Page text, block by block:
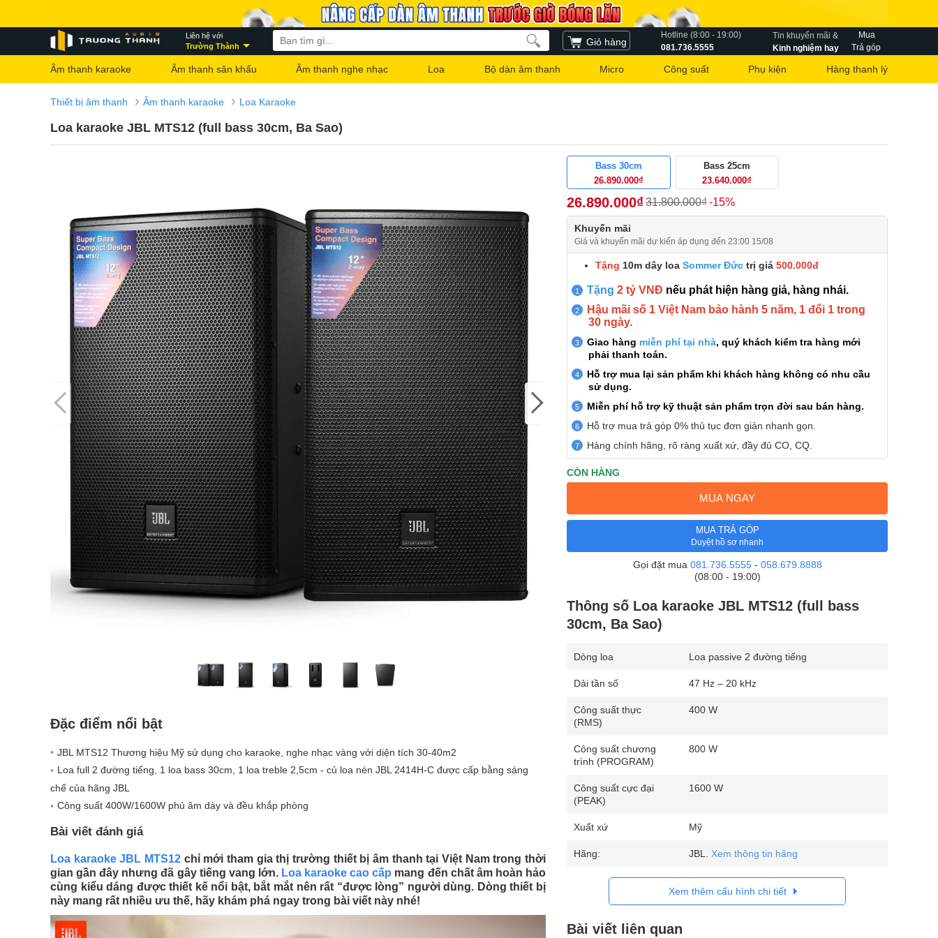
Liên hệ với
Trường Thành
Giỏ hàng
Hotline (8:00 - 19:00)
081.736.5555
Tin khuyến mãi &
Kinh nghiệm hay
Mua
Trả góp
Âm thanh karaoke Âm thanh sân khấu Âm thanh nghe nhạc Loa Bộ dàn âm thanh Micro Công suất Phụ kiện Hàng thanh lý
Thiết bị âm thanh › Âm thanh karaoke › Loa Karaoke
Loa karaoke JBL MTS12 (full bass 30cm, Ba Sao)
Đặc điểm nổi bật
JBL MTS12 Thương hiệu Mỹ sử dụng cho karaoke, nghe nhạc vàng với diện tích 30-40m2
Loa full 2 đường tiếng, 1 loa bass 30cm, 1 loa treble 2,5cm - củ loa nén JBL 2414H-C được cấp bằng sáng
chế của hãng JBL
Công suất 400W/1600W phủ âm dày và đều khắp phòng
Bài viết đánh giá
Loa karaoke JBL MTS12 chỉ mới tham gia thị trường thiết bị âm thanh tại Việt Nam trong thời
gian gần đây nhưng đã gây tiếng vang lớn. Loa karaoke cao cấp mang đến chất âm hoàn hảo
cùng kiểu dáng được thiết kế nổi bật, bắt mắt nên rất “được lòng” người dùng. Dòng thiết bị
này mang rất nhiều ưu thế, hãy khám phá ngay trong bài viết này nhé!
Bass 30cm
26.890.000₫
Bass 25cm
23.640.000₫
26.890.000₫31.800.000₫-15%
Khuyến mãi
Giá và khuyến mãi dự kiến áp dụng đến 23:00 15/08
Tặng 10m dây loa Sommer Đức trị giá 500.000đ
Tặng 2 tỷ VNĐ nếu phát hiện hàng giả, hàng nhái.
Hậu mãi số 1 Việt Nam bảo hành 5 năm, 1 đổi 1 trong
30 ngày.
Giao hàng miễn phí tại nhà, quý khách kiểm tra hàng mới
phải thanh toán.
Hỗ trợ mua lại sản phẩm khi khách hàng không có nhu cầu
sử dụng.
Miễn phí hỗ trợ kỹ thuật sản phẩm trọn đời sau bán hàng.
Hỗ trợ mua trả góp 0% thủ tục đơn giản nhanh gọn.
Hàng chính hãng, rõ ràng xuất xứ, đầy đủ CO, CQ.
CÒN HÀNG
MUA NGAY
MUA TRẢ GÓP
Duyệt hồ sơ nhanh
Gọi đặt mua 081.736.5555- 058.679.8888
(08:00 - 19:00)
Thông số Loa karaoke JBL MTS12 (full bass
30cm, Ba Sao)
Dòng loa Loa passive 2 đường tiếng
Dải tần số 47 Hz – 20 kHz
Công suất thực
(RMS)
400 W
Công suất chương
trình (PROGRAM)
800 W
Công suất cực đại
(PEAK)
1600 W
Xuất xứ Mỹ
Hãng: JBL. Xem thông tin hãng
Xem thêm cấu hình chi tiết
Bài viết liên quan